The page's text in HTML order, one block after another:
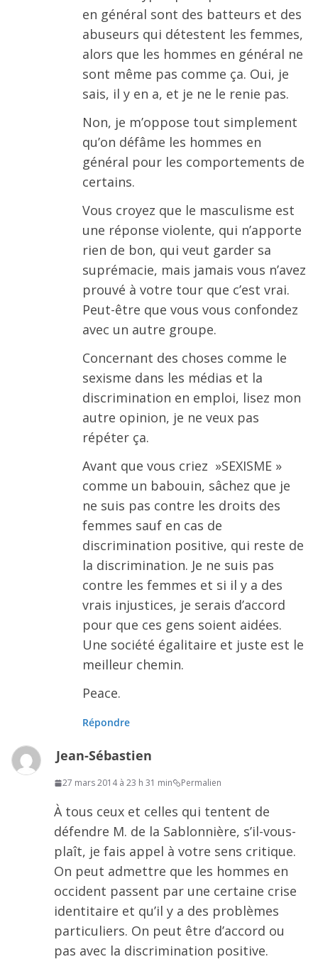
en général sont des batteurs et des
abuseurs qui détestent les femmes,
alors que les hommes en général ne
sont même pas comme ça. Oui, je
sais, il y en a, et je ne le renie pas.
Non, je m’oppose tout simplement
qu’on défâme les hommes en
général pour les comportements de
certains.
Vous croyez que le masculisme est
une réponse violente, qui n’apporte
rien de bon, qui veut garder sa
suprémacie, mais jamais vous n’avez
prouvé à votre tour que c’est vrai.
Peut-être que vous vous confondez
avec un autre groupe.
Concernant des choses comme le
sexisme dans les médias et la
discrimination en emploi, lisez mon
autre opinion, je ne veux pas
répéter ça.
Avant que vous criez »SEXISME »
comme un babouin, sâchez que je
ne suis pas contre les droits des
femmes sauf en cas de
discrimination positive, qui reste de
la discrimination. Je ne suis pas
contre les femmes et si il y a des
vrais injustices, je serais d’accord
pour que ces gens soient aidées.
Une société égalitaire et juste est le
meilleur chemin.
Peace.
Répondre
Jean-Sébastien
27 mars 2014 à 23 h 31 min Permalien
À tous ceux et celles qui tentent de
défendre M. de la Sablonnière, s’il-vous-
plaît, je fais appel à votre sens critique.
On peut admettre que les hommes en
occident passent par une certaine crise
identitaire et qu’il y a des problèmes
particuliers. On peut être d’accord ou
pas avec la discrimination positive.